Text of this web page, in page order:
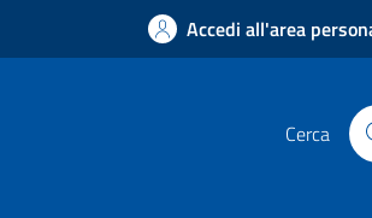
Accedi all'area
Cerca